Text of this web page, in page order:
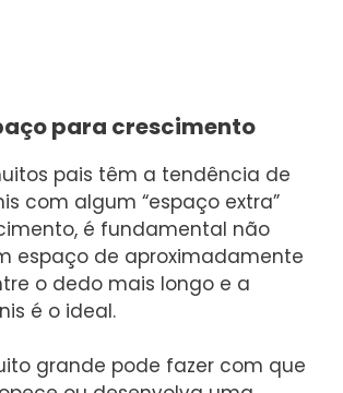
para crescimento
pais têm a tendência de
com algum “espaço extra”
é fundamental não
espaço de aproximadamente
o dedo mais longo e a
é o ideal.
grande pode fazer com que